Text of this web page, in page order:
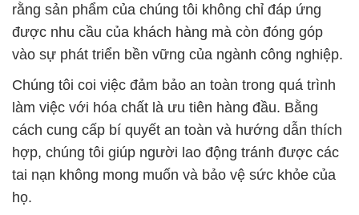
rằng sản phẩm của chúng tôi không chỉ đáp ứng
được nhu cầu của khách hàng mà còn đóng góp
vào sự phát triển bền vững của ngành công nghiệp.
Chúng tôi coi việc đảm bảo an toàn trong quá trình
làm việc với hóa chất là ưu tiên hàng đầu. Bằng
cách cung cấp bí quyết an toàn và hướng dẫn thích
hợp, chúng tôi giúp người lao động tránh được các
tai nạn không mong muốn và bảo vệ sức khỏe của
họ.